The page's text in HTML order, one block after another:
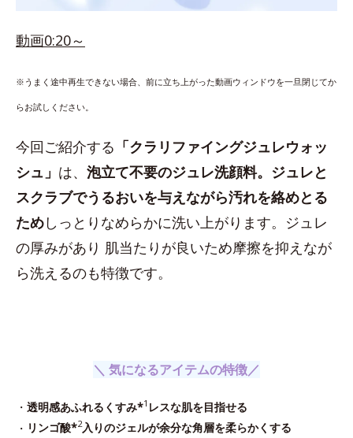
動画0:20～
※うまく途中再生できない場合、前に立ち上がった動画ウィンドウを一旦閉じてか
らお試しください。
今回ご紹介する 「クラリファイングジュレウォッ
シュ」 は、 泡立て不要のジュレ洗顔料。ジュレと
スクラブでうるおいを与えながら汚れを絡めとる
ためしっとりなめらかに洗い上がります。ジュレ
の厚みがあり 肌当たりが良いため摩擦を抑えなが
ら洗えるのも特徴です。
＼ 気になるアイテムの特徴／
・ 透明感あふれるくすみ*1 レスな肌を目指せる
・ リンゴ酸*2入りのジェルが余分な角層を柔らかくする